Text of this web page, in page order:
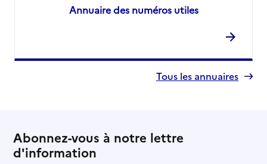
Annuaire des numéros utiles
Tous les annuaires
Abonnez-vous à notre lettre
d'information